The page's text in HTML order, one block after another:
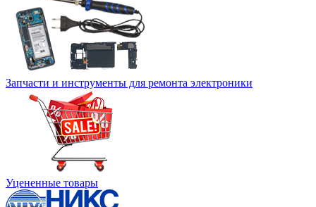
Запчасти и инструменты для ремонта электроники
Уцененные товары